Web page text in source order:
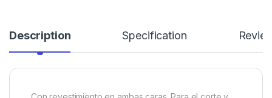
Description Specification